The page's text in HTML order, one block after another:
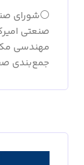
⚪️شورای
صنعتی
مهندسی
جمع‌بندی